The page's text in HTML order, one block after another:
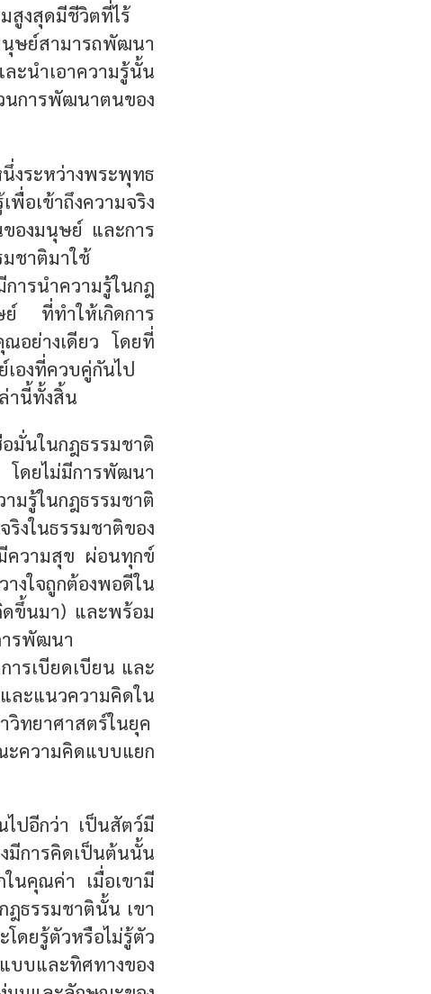
สูงสุดมีชีวิตที่ไร้
นุษย์สามารถพัฒนา
ะนำเอาความรู้นั้น
การพัฒนาตนของ
งระหว่างพระพุทธ
อเข้าถึงความจริง
องมนุษย์ และการ
ชาติมาใช้
รนำความรู้ในกฎ
ย์ที่ทำให้เกิดการ
อย่างเดียว โดยที่
องที่ควบคู่กันไป
านี้ทั้งสิ้น
นในกฎธรรมชาติ
โดยไม่มีการพัฒนา
มรู้ในกฎธรรมชาติ
งในธรรมชาติของ
ความสุข ผ่อนทุกข์
งใจถูกต้องพอดีใน
ดขึ้นมา) และพร้อม
ารพัฒนา
ารเบียดเบียน และ
ละแนวความคิดใน
วิทยาศาสตร์ในยุค
ะความคิดแบบแยก
ปอีกว่า เป็นสัตว์มี
มีการคิดเป็นต้นนั้น
นคุณค่า เมื่อเขามี
ฎธรรมชาตินั้น เขา
ดยรู้ตัวหรือไม่รู้ตัว
บและทิศทางของ